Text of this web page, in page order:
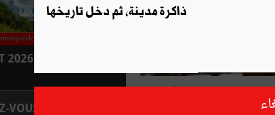
الإعلامية عن تمكّن
2026 : EN KIOSQUE
VOUS
ذاكرة مدينة، ثم دخل تاريخها